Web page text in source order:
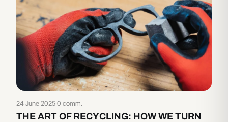
24 June 2025·0 comm.
THE ART OF RECYCLING: HOW WE TURN